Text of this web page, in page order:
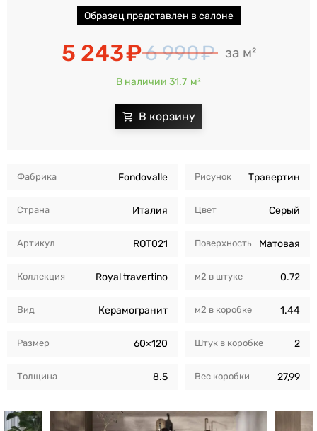
Фабрика Fondovalle
Страна Италия
Артикул ROT021
Коллекция Royal travertino
Вид Керамогранит
Размер 60×120
Толщина 8.5
Рисунок Травертин
Цвет Серый
Поверхность Матовая
м2 в штуке 0.72
м2 в коробкe 1.44
Штук в коробкe 2
Вес коробки 27,99
Образец представлен в салоне
5 243 6 990 м²
В наличии 31.7 м²